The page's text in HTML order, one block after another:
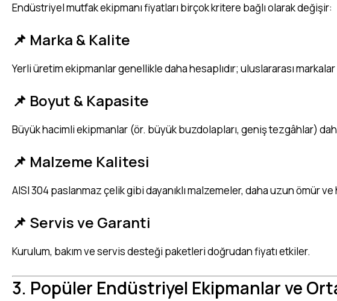
Endüstriyel mutfak ekipmanı fiyatları birçok kritere bağlı olarak değişir:
📌 Marka & Kalite
Yerli üretim ekipmanlar genellikle daha hesaplıdır; uluslararası markalar
📌 Boyut & Kapasite
Büyük hacimli ekipmanlar (ör. büyük buzdolapları, geniş tezgâhlar)
📌 Malzeme Kalitesi
AISI 304 paslanmaz çelik gibi dayanıklı malzemeler, daha uzun ömür
📌 Servis ve Garanti
Kurulum, bakım ve servis desteği paketleri doğrudan fiyatı etkiler.
3. Popüler Endüstriyel Ekipmanlar ve